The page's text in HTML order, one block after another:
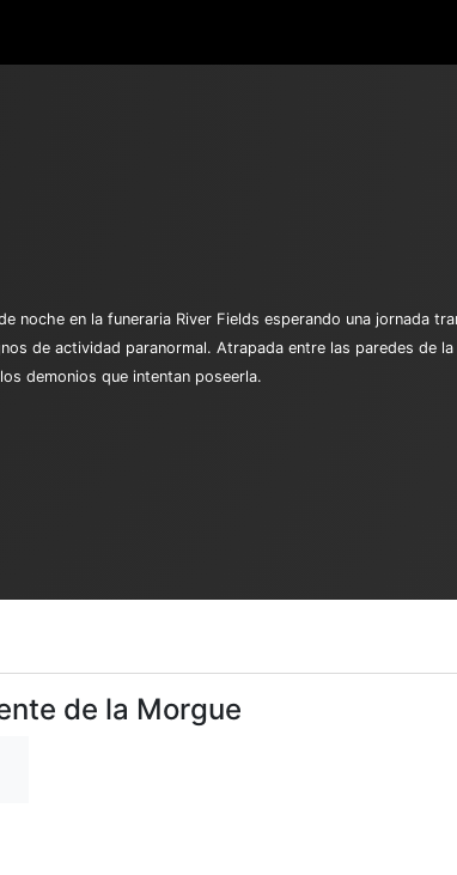
noche en la funeraria River Fields esperando una jornada
de actividad paranormal. Atrapada entre las paredes de
demonios que intentan poseerla.
de la Morgue